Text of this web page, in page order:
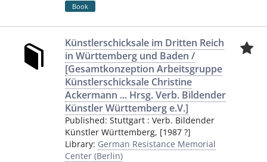
Book
Künstlerschicksale im Dritten Reich
in Württemberg und Baden /
[Gesamtkonzeption Arbeitsgruppe
Künstlerschicksale Christine
Ackermann ... Hrsg. Verb. Bildender
Künstler Württemberg e.V.]
Published: Stuttgart : Verb. Bildender
Künstler Württemberg, [1987 ?]
Library: German Resistance Memorial
Center (Berlin)